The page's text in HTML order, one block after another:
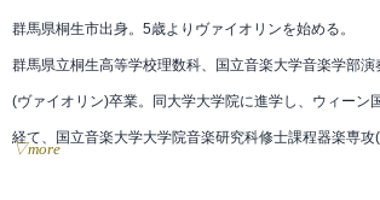
群馬県桐生市出身。5歳よりヴァイオリンを始める。
群馬県立桐生高等学校理数科、国立音楽大学音楽学部
(ヴァイオリン)卒業。同大学大学院に進学し、ウィーン
経て、国立音楽大学大学院音楽研究科修士課程器楽専
▽more